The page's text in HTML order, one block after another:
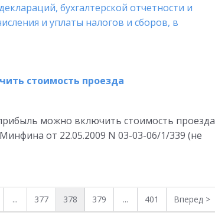
бухгалтерской отчетности и
и уплаты налогов и сборов, в
стоимость проезда
можно включить стоимость проезда
от 22.05.2009 N 03-03-06/1/339 (не
... 377 378 379 ... 401 Вперед >